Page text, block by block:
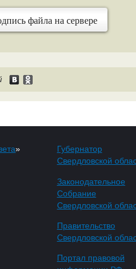
файла на сервере
»
Губернатор
Свердловской
Законодательное
Собрание
Свердловской
Правительство
Свердловской
Портал правовой